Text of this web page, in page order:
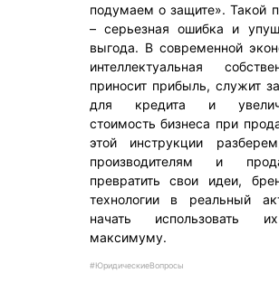
подумаем о защите». Такой
– серьезная ошибка и
выгода. В современной
интеллектуальная
приносит прибыль, служит
для кредита и
стоимость бизнеса при
этой инструкции
производителям и
превратить свои идеи,
технологии в реальный
начать использовать
максимуму.
#ЮридическиеВопросы